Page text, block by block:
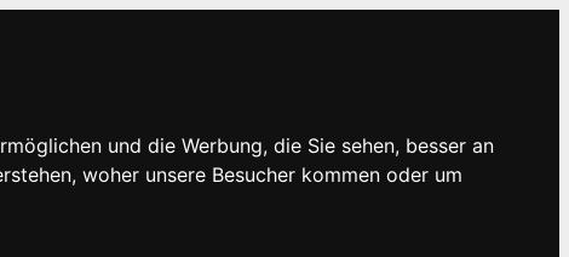
und die Werbung, die Sie sehen, besser an
woher unsere Besucher kommen oder um